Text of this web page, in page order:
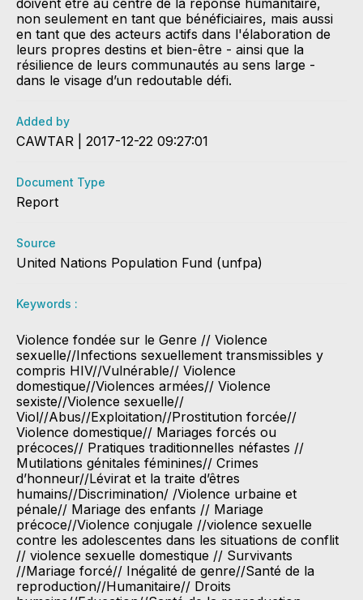
doivent être au centre de la réponse humanitaire,
non seulement en tant que bénéficiaires, mais aussi
en tant que des acteurs actifs dans l'élaboration de
leurs propres destins et bien-être - ainsi que la
résilience de leurs communautés au sens large -
dans le visage d’un redoutable défi.
Added by
CAWTAR | 2017-12-22 09:27:01
Document Type
Report
Source
United Nations Population Fund (unfpa)
Keywords :
Violence fondée sur le Genre // Violence
sexuelle//Infections sexuellement transmissibles y
compris HIV//Vulnérable// Violence
domestique//Violences armées// Violence
sexiste//Violence sexuelle//
Viol//Abus//Exploitation//Prostitution forcée//
Violence domestique// Mariages forcés ou
précoces// Pratiques traditionnelles néfastes //
Mutilations génitales féminines// Crimes
d’honneur//Lévirat et la traite d’êtres
humains//Discrimination/ /Violence urbaine et
pénale// Mariage des enfants // Mariage
précoce//Violence conjugale //violence sexuelle
contre les adolescentes dans les situations de conflit
// violence sexuelle domestique // Survivants
//Mariage forcé// Inégalité de genre//Santé de la
reproduction//Humanitaire// Droits